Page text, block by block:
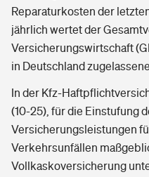
Reparaturkosten der
jährlich wertet der
Versicherungswirtschaft
in Deutschland
In der Kfz-
(10-25), für die Einstufung
Versicherungsleistungen
Verkehrsunfällen
Vollkaskoversicherung